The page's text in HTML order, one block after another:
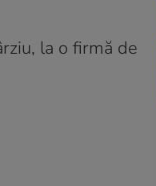
la o firmă de